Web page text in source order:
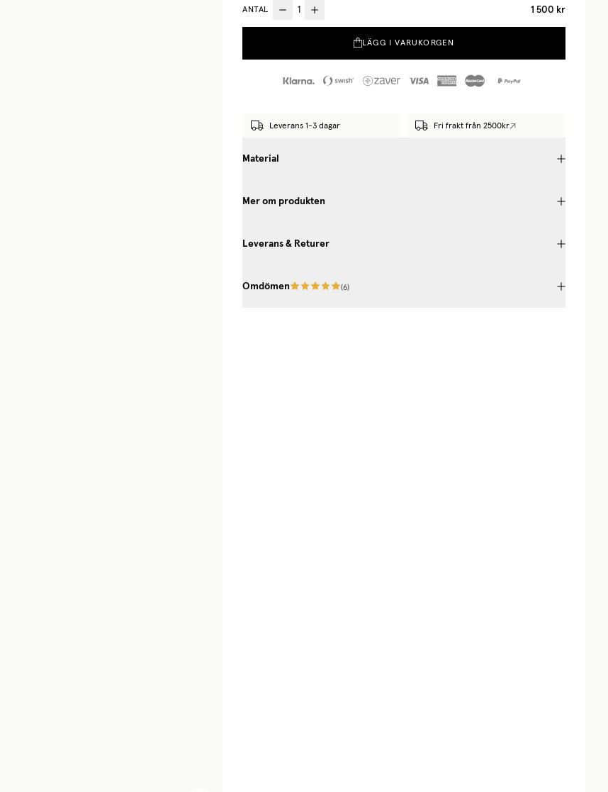
ANTAL 1 500 kr
LÄGG I VARUKORGEN
Leverans 1-3 dagar Fri frakt från 2500kr
Material
Mer om produkten
Leverans & Returer
Omdömen (6)